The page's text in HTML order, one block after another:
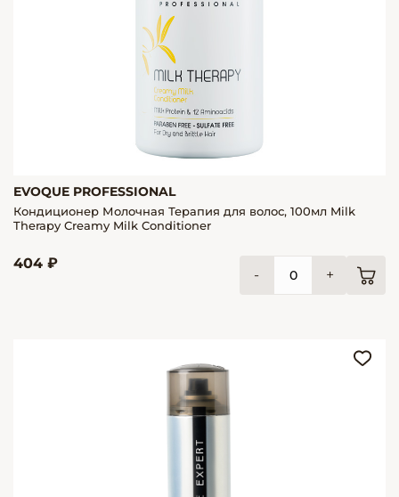
EVOQUE PROFESSIONAL
Кондиционер Молочная Терапия для волос, 100мл Milk
Therapy Creamy Milk Conditioner
404 ₽
- +